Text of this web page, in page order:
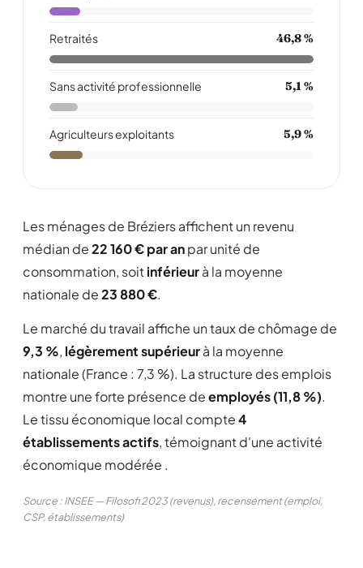
Retraités 46,8 %
Sans activité professionnelle 5,1 %
Agriculteurs exploitants 5,9 %
Les ménages de Bréziers affichent un revenu
médian de22 160 € par anpar unité de
consommation, soitinférieurà la moyenne
nationale de23 880 €.
Le marché du travail affiche un taux de chômage de
9,3 %, légèrement supérieurà la moyenne
nationale (France : 7,3 %). La structure des emplois
montre une forte présence deemployés (11,8 %).
Le tissu économique local compte4
établissements actifs, témoignant d'une activité
économique modérée .
Source : INSEE — Filosofi 2023 (revenus), recensement (emploi,
CSP, établissements)